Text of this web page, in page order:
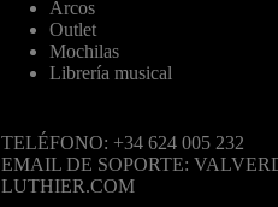
Arcos
Outlet
Mochilas
Librería musical
TELÉFONO: +34 624 005 232
EMAIL DE SOPORTE:
LUTHIER.COM